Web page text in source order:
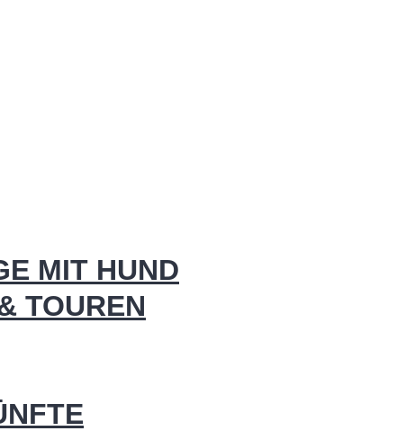
MIT HUND
TOUREN